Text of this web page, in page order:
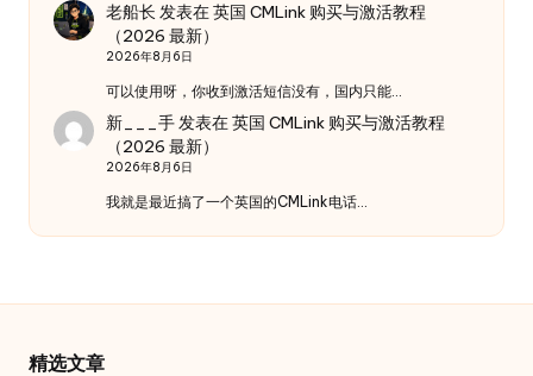
老船长 发表在英国 CMLink 购买与激活教程
（2026 最新）
2026年8月6日
可以使用呀，你收到激活短信没有，国内只能…
新___手发表在英国 CMLink 购买与激活教程
（2026 最新）
2026年8月6日
我就是最近搞了一个英国的CMLink电话…
精选文章